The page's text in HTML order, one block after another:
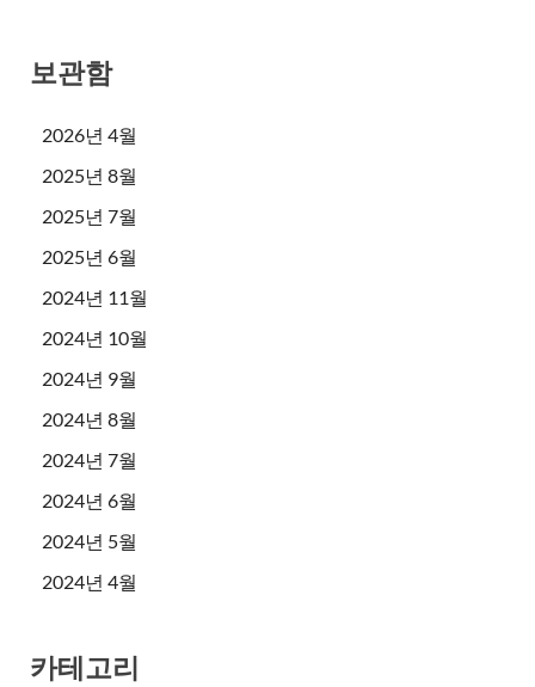
보관함
2026년 4월
2025년 8월
2025년 7월
2025년 6월
2024년 11월
2024년 10월
2024년 9월
2024년 8월
2024년 7월
2024년 6월
2024년 5월
2024년 4월
카테고리